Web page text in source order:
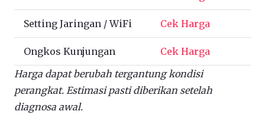
Setting Jaringan / WiFi Cek Harga
Ongkos Kunjungan
Cek Harga
Harga dapat berubah tergantung kondisi
perangkat. Estimasi pasti diberikan setelah
diagnosa awal.